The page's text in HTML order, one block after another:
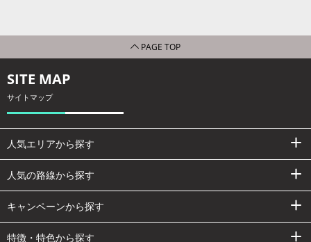
PAGE TOP
SITE MAP
サイトマップ
人気エリアから探す
人気の路線から探す
キャンペーンから探す
特徴・特色から探す